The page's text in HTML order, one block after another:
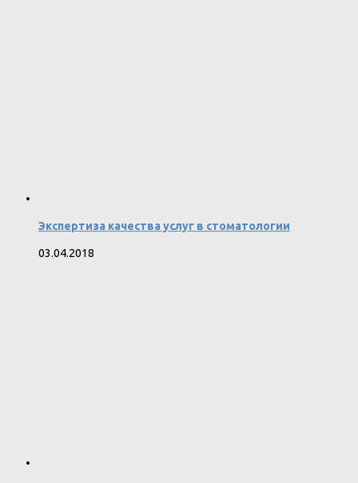
Экспертиза качества услуг в стоматологии
03.04.2018